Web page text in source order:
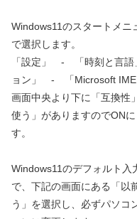
Windows11のスタートメニ
で選択します。
「設定」 - 「時刻と言
ョン」 - 「Microsoft IME
画面中央より下に「互換性
使う」がありますのでON
す。
Windows11のデフォルト
で、下記の画面にある「以
う」を選択し、必ずパソコ